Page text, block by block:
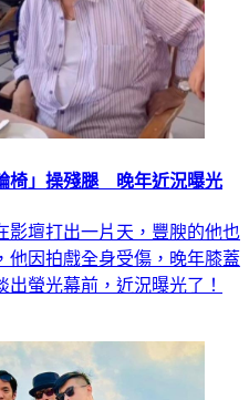
椅」操殘腿 晚年近況曝光
影壇打出一片天，豐腴的他也
他因拍戲全身受傷，晚年膝蓋
螢光幕前，近況曝光了！